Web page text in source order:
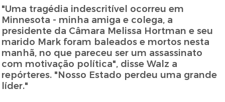
"Uma tragédia indescritível ocorreu em
Minnesota - minha amiga e colega, a
presidente da Câmara Melissa Hortman e seu
marido Mark foram baleados e mortos nesta
manhã, no que pareceu ser um assassinato
com motivação política", disse Walz a
repórteres. "Nosso Estado perdeu uma grande
líder."